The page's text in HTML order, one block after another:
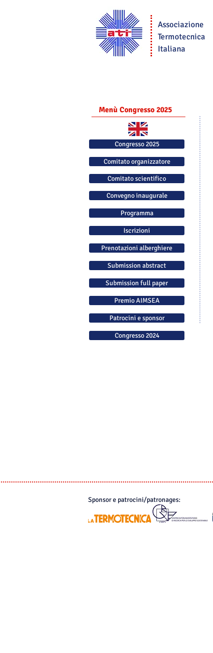
Associazione
Termotecnica
Italiana
Menù Congresso 2025
Congresso 2025
Comitato organizzatore
Comitato scientifico
Convegno inaugurale
Programma
Iscrizioni
Prenotazioni alberghiere
Submission abstract
Submission full paper
Premio AIMSEA
Patrocini e sponsor
Congresso 2024
Sponsor e patrocini/patronages: